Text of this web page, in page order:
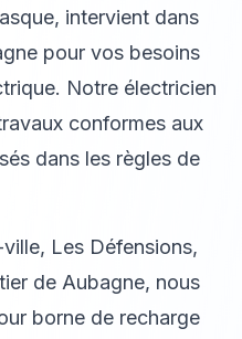
intervient dans
pour vos besoins
Notre électricien
conformes aux
dans les règles de
Les Défensions,
de Aubagne, nous
borne de recharge